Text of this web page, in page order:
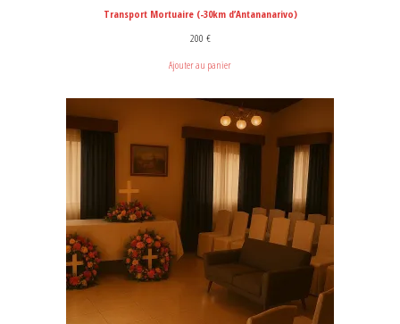
Transport Mortuaire (-30km d’Antananarivo)
200 €
Ajouter au panier